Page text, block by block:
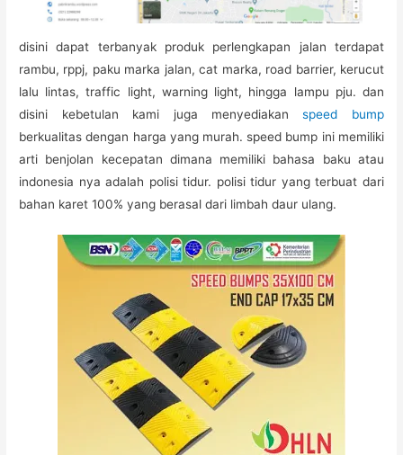
disini dapat terbanyak produk perlengkapan jalan terdapat
rambu, rppj, paku marka jalan, cat marka, road barrier, kerucut
lalu lintas, traffic light, warning light, hingga lampu pju. dan
disini kebetulan kami juga menyediakanspeed bump
berkualitas dengan harga yang murah. speed bump ini memiliki
arti benjolan kecepatan dimana memiliki bahasa baku atau
indonesia nya adalah polisi tidur. polisi tidur yang terbuat dari
bahan karet 100% yang berasal dari limbah daur ulang.